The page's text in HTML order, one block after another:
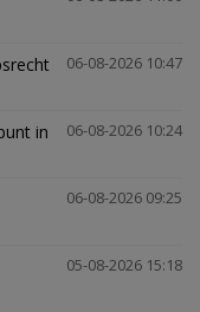
06-08-2026 10:47
06-08-2026 10:24
in
06-08-2026 09:25
05-08-2026 15:18